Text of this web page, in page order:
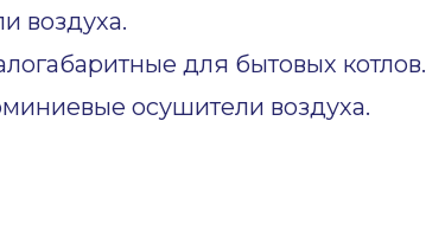
воздуха.
для бытовых котлов.
осушители воздуха.